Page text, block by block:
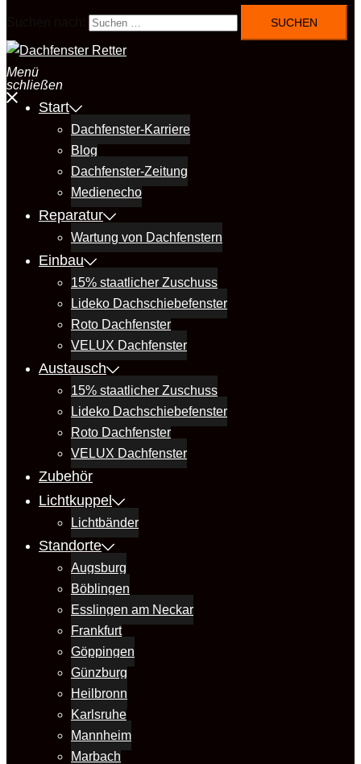
Menü
schließen
Start
Dachfenster-Karriere
Blog
Dachfenster-Zeitung
Medienecho
Reparatur
Wartung von Dachfenstern
Einbau
15% staatlicher Zuschuss
Lideko Dachschiebefenster
Roto Dachfenster
VELUX Dachfenster
Austausch
15% staatlicher Zuschuss
Lideko Dachschiebefenster
Roto Dachfenster
VELUX Dachfenster
Zubehör
Lichtkuppel
Lichtbänder
Standorte
Augsburg
Böblingen
Esslingen am Neckar
Frankfurt
Göppingen
Günzburg
Heilbronn
Karlsruhe
Mannheim
Marbach